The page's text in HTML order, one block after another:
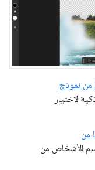
من نموذج
لاختيار
من
الأشخاص من